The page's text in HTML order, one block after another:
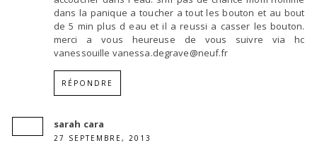
dans la panique a toucher a tout les bouton et au bout
de 5 min plus d eau et il a reussi a casser les bouton.
merci a vous heureuse de vous suivre via hc
vanessouille vanessa.degrave@neuf.fr
RÉPONDRE
sarah cara
27 SEPTEMBRE, 2013